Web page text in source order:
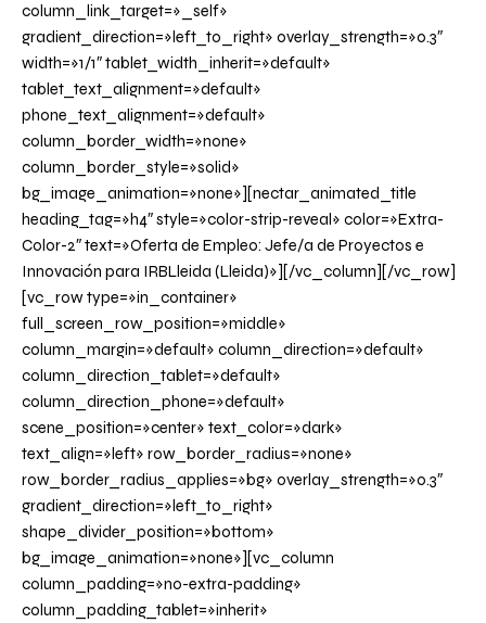
column_link_target=»_self»
gradient_direction=»left_to_right» overlay_strength=»0.3″
width=»1/1″ tablet_width_inherit=»default»
tablet_text_alignment=»default»
phone_text_alignment=»default»
column_border_width=»none»
column_border_style=»solid»
bg_image_animation=»none»][nectar_animated_title
heading_tag=»h4″ style=»color-strip-reveal» color=»Extra-
Color-2″ text=»Oferta de Empleo: Jefe/a de Proyectos e
Innovación para IRBLleida (Lleida)»][/vc_column][/vc_row]
[vc_row type=»in_container»
full_screen_row_position=»middle»
column_margin=»default» column_direction=»default»
column_direction_tablet=»default»
column_direction_phone=»default»
scene_position=»center» text_color=»dark»
text_align=»left» row_border_radius=»none»
row_border_radius_applies=»bg» overlay_strength=»0.3″
gradient_direction=»left_to_right»
shape_divider_position=»bottom»
bg_image_animation=»none»][vc_column
column_padding=»no-extra-padding»
column_padding_tablet=»inherit»